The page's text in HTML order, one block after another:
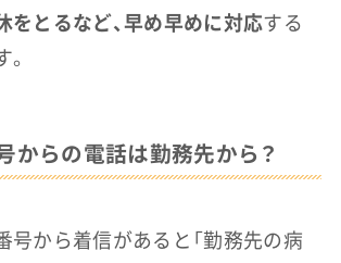
をとるなど、早め早めに対応する
からの電話は勤務先から？
号から着信があると「勤務先の病